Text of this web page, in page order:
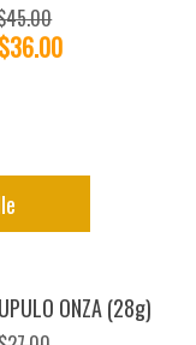
$36.00
ONZA (28g)